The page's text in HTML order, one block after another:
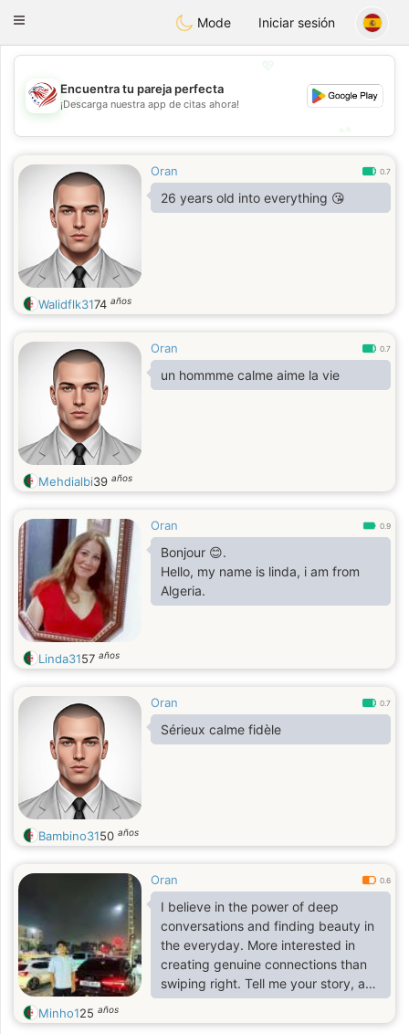
StatesDating
Toggle
Mode Iniciar sesión
💖
💕
Encuentra tu pareja perfecta
¡Descarga nuestra app de citas ahora!
Oran 0.7
26 years old into everything 😘
Walidflk3174 años
Oran 0.7
un hommme calme aime la vie
Mehdialbi39 años
Oran 0.9
Bonjour 😊.
Hello, my name is linda, i am from
Algeria.
Linda3157 años
Oran 0.7
Sérieux calme fidèle
Bambino3150 años
Oran 0.6
I believe in the power of deep
conversations and finding beauty in
the everyday. More interested in
creating genuine connections than
swiping right. Tell me your story, and
I'll share mine.
Minho125 años